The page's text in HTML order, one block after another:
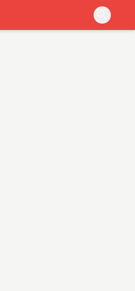
i głośnikami Bose 2.1